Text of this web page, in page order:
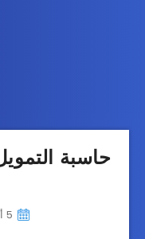
حاسبة
5 أكتوبر، 2022